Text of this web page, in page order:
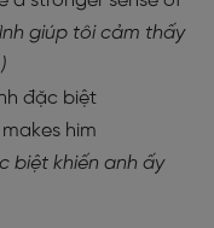
giúp tôi cảm thấy
đặc biệt
him
biệt khiến anh ấy